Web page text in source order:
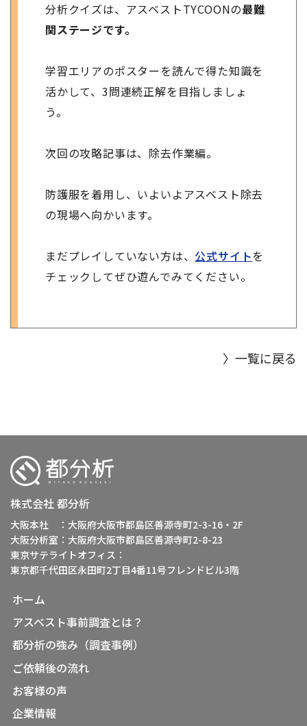
分析クイズは、アスベストTYCOONの最難
関ステージです。
学習エリアのポスターを読んで得た知識を
活かして、3問連続正解を目指しましょ
う。
次回の攻略記事は、除去作業編。
防護服を着用し、いよいよアスベスト除去
の現場へ向かいます。
まだプレイしていない方は、 公式サイトを
チェックしてぜひ遊んでみてください。
〉一覧に戻る
株式会社 都分析
大阪本社 ：大阪府大阪市都島区善源寺町2-3-16・2F
大阪分析室：大阪府大阪市都島区善源寺町2-8-23
東京サテライトオフィス：
東京都千代田区永田町2丁目4番11号フレンドビル3階
ホーム
アスベスト事前調査とは？
都分析の強み（調査事例）
ご依頼後の流れ
お客様の声
企業情報